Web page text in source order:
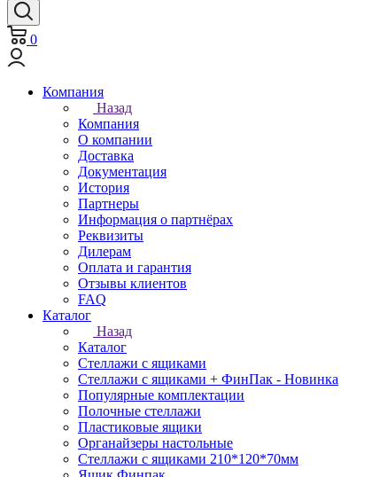
0
Компания
Назад
Компания
О компании
Доставка
Документация
История
Партнеры
Информация о партнёрах
Реквизиты
Дилерам
Оплата и гарантия
Отзывы клиентов
FAQ
Каталог
Назад
Каталог
Стеллажи с ящиками
Стеллажи с ящиками + ФинПак - Новинка
Популярные комплектации
Полочные стеллажи
Пластиковые ящики
Органайзеры настольные
Стеллажи с ящиками 210*120*70мм